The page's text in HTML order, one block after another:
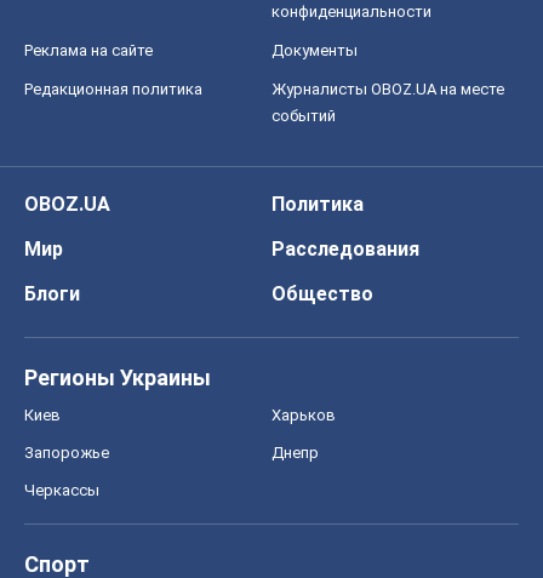
конфиденциальности
Реклама на сайте Документы
Редакционная политика
Журналисты OBOZ.UA на месте
событий
OBOZ.UA
Политика
Мир
Расследования
Блоги
Общество
Регионы Украины
Киев Харьков
Запорожье Днепр
Черкассы
Спорт